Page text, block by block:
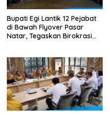
Bupati Egi Lantik 12 Pejabat
di Bawah Flyover Pasar
Natar, Tegaskan Birokrasi